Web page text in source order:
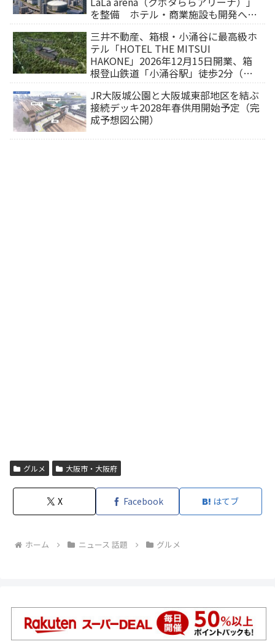
を整備 ホテル・商業施設も開発へ
三井不動産、箱根・小涌谷に最高級ホ
テル「HOTEL THE MITSUI
HAKONE」2026年12月15日開業、箱
根登山鉄道「小涌谷駅」徒歩2分（旅
JR大阪城公園と大阪城東部地区を結ぶ
接続デッキ2028年春供用開始予定（完
成予想図公開）
グルメ 大阪市・大阪府
X Facebook はてブ
ホーム ニュース 話題 グルメ